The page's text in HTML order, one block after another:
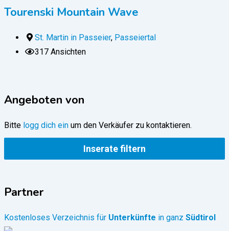
Tourenski Mountain Wave
St. Martin in Passeier, Passeiertal
317 Ansichten
Angeboten von
Bitte logg dich ein um den Verkäufer zu kontaktieren.
Inserate filtern
Partner
Kostenloses Verzeichnis für Unterkünfte in ganz Südtirol